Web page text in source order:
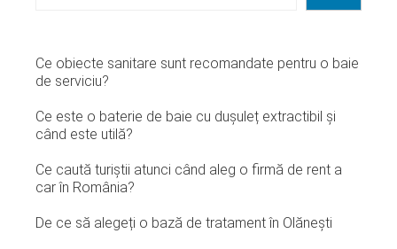
Ce obiecte sanitare sunt recomandate pentru o baie
de serviciu?
Ce este o baterie de baie cu dușuleț extractibil și
când este utilă?
Ce caută turiștii atunci când aleg o firmă de rent a
car în România?
De ce să alegeți o bază de tratament în Olănești